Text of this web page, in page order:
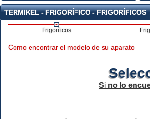
TERMIKEL - FRIGORÍFICO - FRIGORÍFICOS
Frigoríficos
Como encontrar el modelo de su aparato
Si no lo